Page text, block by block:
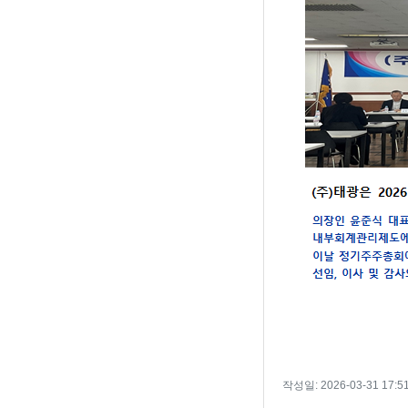
작성일: 2026-03-31